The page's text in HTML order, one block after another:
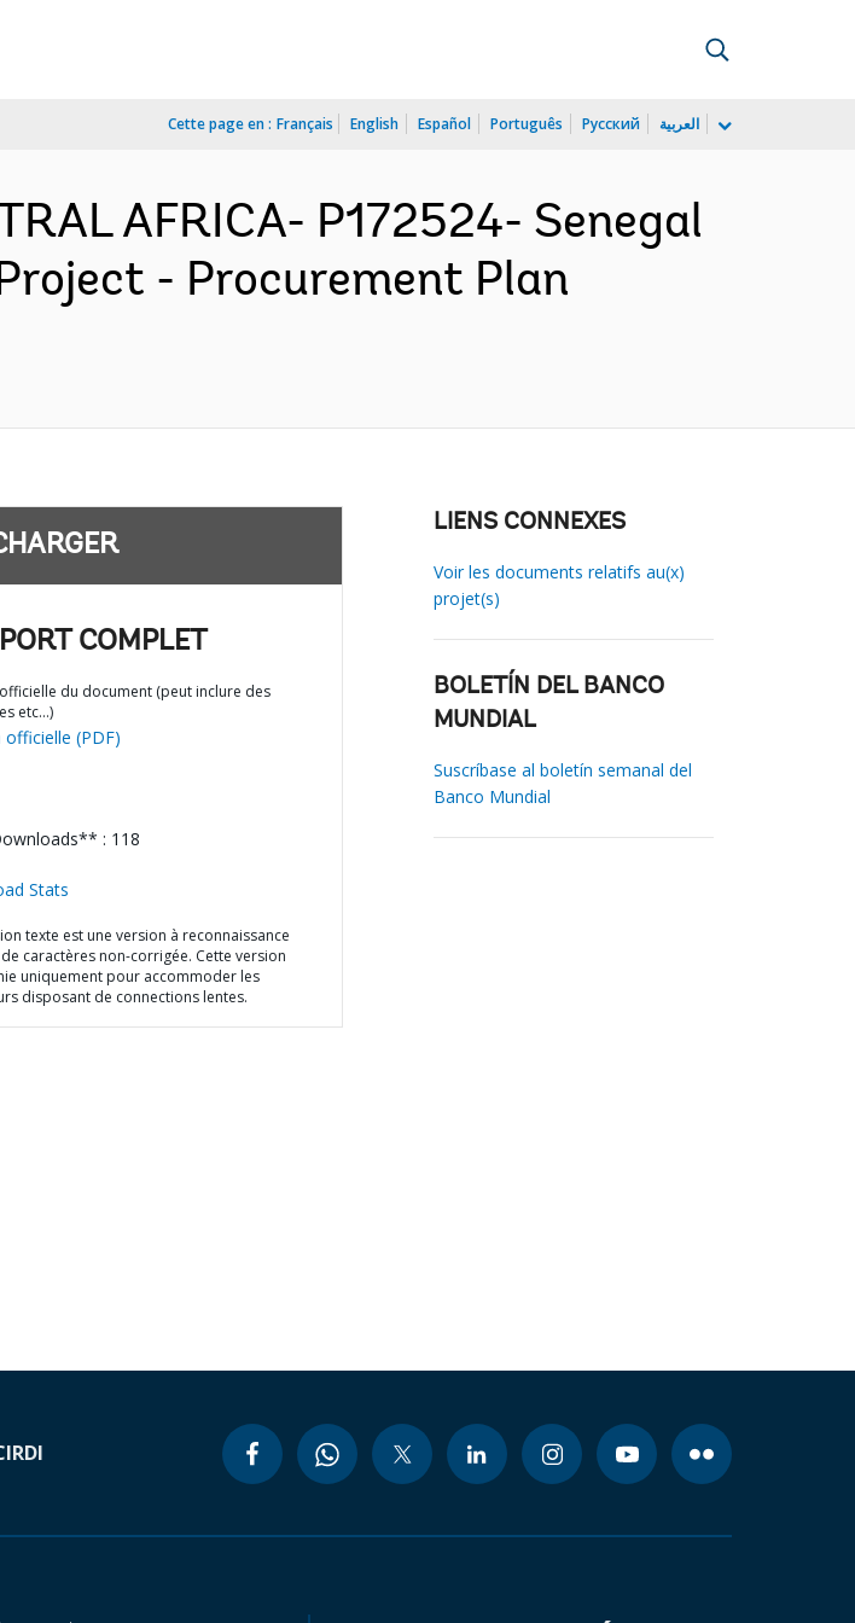
Cette page en : Français English Español Português Русский العربية
AFRICA- P172524- Senegal
- Procurement Plan
COMPLET
du document (peut inclure des
etc…)
officielle (PDF)
: 118
Stats
texte est une version à reconnaissance
caractères non-corrigée. Cette version
uniquement pour accommoder les
disposant de connections lentes.
LIENS CONNEXES
Voir les documents relatifs au(x)
projet(s)
BOLETÍN DEL BANCO
MUNDIAL
Suscríbase al boletín semanal del
Banco Mundial